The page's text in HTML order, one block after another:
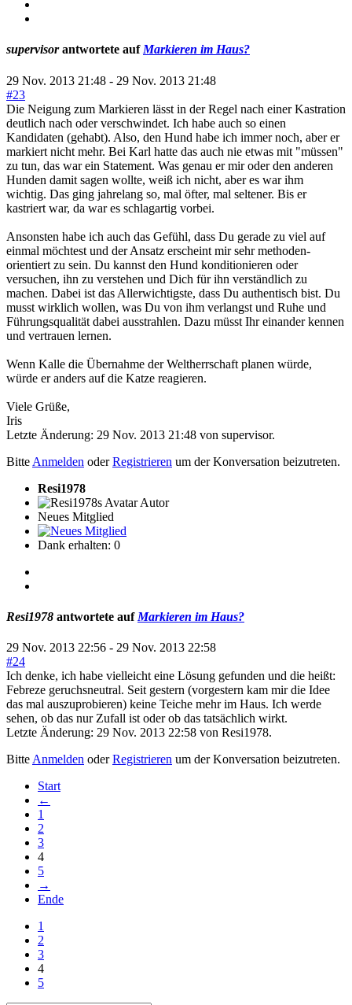
supervisorantwortete auf Markieren im Haus?
29 Nov. 2013 21:48 - 29 Nov. 2013 21:48
#23
Die Neigung zum Markieren lässt in der Regel nach einer Kastration
deutlich nach oder verschwindet. Ich habe auch so einen
Kandidaten (gehabt). Also, den Hund habe ich immer noch, aber er
markiert nicht mehr. Bei Karl hatte das auch nie etwas mit "müssen"
zu tun, das war ein Statement. Was genau er mir oder den anderen
Hunden damit sagen wollte, weiß ich nicht, aber es war ihm
wichtig. Das ging jahrelang so, mal öfter, mal seltener. Bis er
kastriert war, da war es schlagartig vorbei.
Ansonsten habe ich auch das Gefühl, dass Du gerade zu viel auf
einmal möchtest und der Ansatz erscheint mir sehr methoden-
orientiert zu sein. Du kannst den Hund konditionieren oder
versuchen, ihn zu verstehen und Dich für ihn verständlich zu
machen. Dabei ist das Allerwichtigste, dass Du authentisch bist. Du
musst wirklich wollen, was Du von ihm verlangst und Ruhe und
Führungsqualität dabei ausstrahlen. Dazu müsst Ihr einander kennen
und vertrauen lernen.
Wenn Kalle die Übernahme der Weltherrschaft planen würde,
würde er anders auf die Katze reagieren.
Viele Grüße,
Iris
Letzte Änderung: 29 Nov. 2013 21:48 von supervisor.
Bitte Anmelden oderRegistrieren um der Konversation beizutreten.
Resi1978
Autor
Neues Mitglied
Dank erhalten: 0
Resi1978 antwortete auf Markieren im Haus?
29 Nov. 2013 22:56 - 29 Nov. 2013 22:58
#24
Ich denke, ich habe vielleicht eine Lösung gefunden und die heißt:
Febreze geruchsneutral. Seit gestern (vorgestern kam mir die Idee
das mal auszuprobieren) keine Teiche mehr im Haus. Ich werde
sehen, ob das nur Zufall ist oder ob das tatsächlich wirkt.
Letzte Änderung: 29 Nov. 2013 22:58 von Resi1978.
Bitte Anmelden oderRegistrieren um der Konversation beizutreten.
Start
←
1
2
3
4
5
→
Ende
1
2
3
4
5